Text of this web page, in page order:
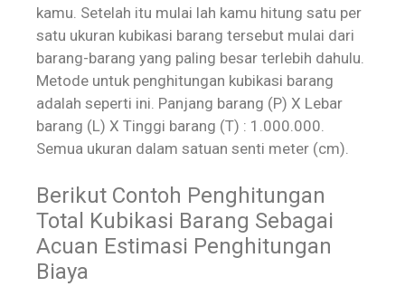
kamu. Setelah itu mulai lah kamu hitung satu per
satu ukuran kubikasi barang tersebut mulai dari
barang-barang yang paling besar terlebih dahulu.
Metode untuk penghitungan kubikasi barang
adalah seperti ini. Panjang barang (P) X Lebar
barang (L) X Tinggi barang (T) : 1.000.000.
Semua ukuran dalam satuan senti meter (cm).
Berikut Contoh Penghitungan
Total Kubikasi Barang Sebagai
Acuan Estimasi Penghitungan
Biaya